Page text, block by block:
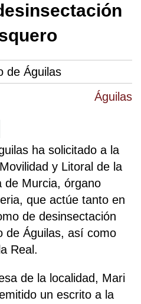
Águilas
de Águilas
ha solicitado a la
y Litoral de la
de Murcia, órgano
que actúe tanto en
de desinsectación
de Águilas, así como
Real.
de la localidad, Mari
un escrito a la